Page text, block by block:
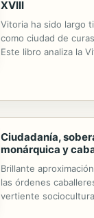
XVIII
Vitoria ha sido largo
como ciudad de
Este libro analiza la
dieciochesca a
grupos sociales mas
clero, y su relación
del clero se estudian
alianzas grupales, ya
confluían personajes
surgidos constituyen
procedencia ante
Ciudadanía,
monárquica y
Brillante
las órdenes
vertiente